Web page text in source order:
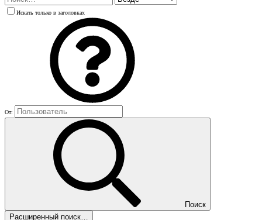
Искать только в заголовках
От:
Поиск
Расширенный поиск…